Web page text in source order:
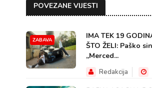
POVEZANE VIJESTI
ZABAVA
IMA TEK 19
ŠTO ŽELI: Paško
„Merced...
Redakcija